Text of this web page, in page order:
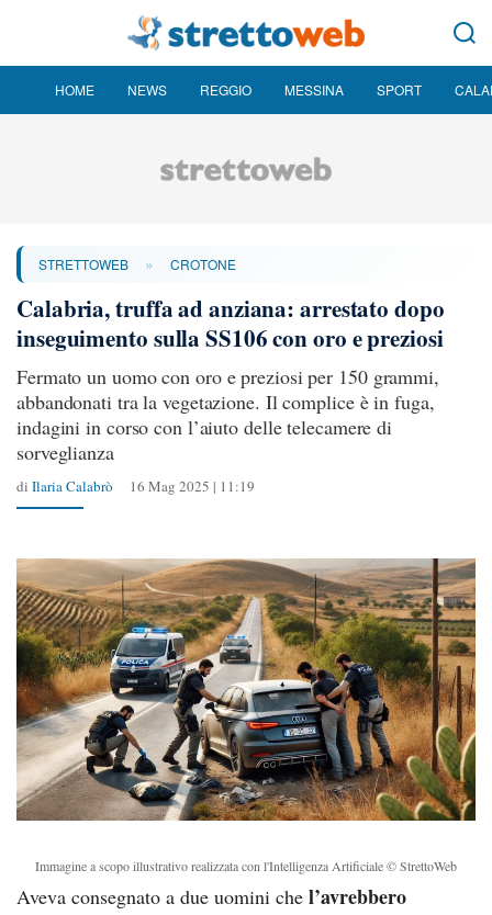
HOME NEWS REGGIO MESSINA SPORT
STRETTOWEB » CROTONE
Calabria, truffa ad anziana: arrestato dopo
inseguimento sulla SS106 con oro e preziosi
Fermato un uomo con oro e preziosi per 150 grammi,
abbandonati tra la vegetazione. Il complice è in fuga,
indagini in corso con l’aiuto delle telecamere di
sorveglianza
di Ilaria Calabrò 16 Mag 2025 | 11:19
Immagine a scopo illustrativo realizzata con l'Intelligenza Artificiale © StrettoWeb
Aveva consegnato a due uomini che l’avrebbero